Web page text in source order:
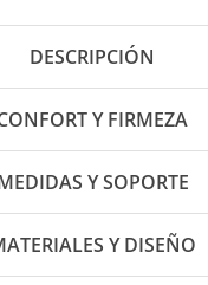
DESCRIPCIÓN
Y FIRMEZA
Y SOPORTE
Y DISEÑO